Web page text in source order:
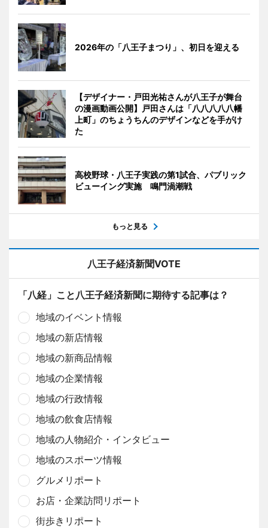
2026年の「八王子まつり」、初日を迎える
【デザイナー・戸田光祐さんが八王子が舞台
の漫画動画公開】戸田さんは「八八八八八幡
上町」のちょうちんのデザインなどを手がけ
た
高校野球・八王子実践の第1試合、パブリック
ビューイング実施 鳴門渦潮戦
もっと見る
八王子経済新聞VOTE
「八経」こと八王子経済新聞に期待する記事は？
地域のイベント情報
地域の新店情報
地域の新商品情報
地域の企業情報
地域の行政情報
地域の飲食店情報
地域の人物紹介・インタビュー
地域のスポーツ情報
グルメリポート
お店・企業訪問リポート
街歩きリポート